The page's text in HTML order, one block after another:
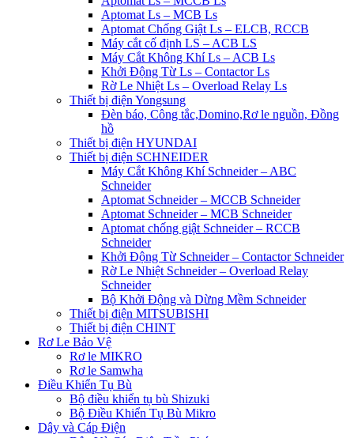
Aptomat Ls – MCB Ls
Aptomat Chống Giật Ls – ELCB, RCCB
Máy cắt cố định LS – ACB LS
Máy Cắt Không Khí Ls – ACB Ls
Khởi Động Từ Ls – Contactor Ls
Rờ Le Nhiệt Ls – Overload Relay Ls
Thiết bị điện Yongsung
Đèn báo, Công tắc,Domino,Rơ le nguồn, Đồng
hồ
Thiết bị điện HYUNDAI
Thiết bị điện SCHNEIDER
Máy Cắt Không Khí Schneider – ABC
Schneider
Aptomat Schneider – MCCB Schneider
Aptomat Schneider – MCB Schneider
Aptomat chống giật Schneider – RCCB
Schneider
Khởi Động Từ Schneider – Contactor Schneider
Rờ Le Nhiệt Schneider – Overload Relay
Schneider
Bộ Khởi Động và Dừng Mềm Schneider
Thiết bị điện MITSUBISHI
Thiết bị điện CHINT
Rơ Le Bảo Vệ
Rơ le MIKRO
Rơ le Samwha
Điều Khiển Tụ Bù
Bộ điều khiển tụ bù Shizuki
Bộ Điều Khiển Tụ Bù Mikro
Dây và Cáp Điện